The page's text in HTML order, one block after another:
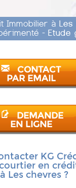
Immobilier à Les
- Etude
CONTACT
PAR EMAIL
DEMANDE
EN LIGNE
KG
en
Les chevres ?